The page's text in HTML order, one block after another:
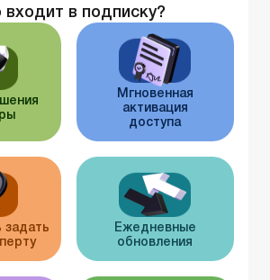
входит в подписку?
Мгновенная
активация
доступа
задать
Ежедневные
обновления